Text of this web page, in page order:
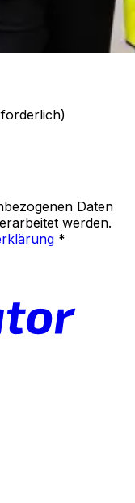
)
Daten
werden.
*